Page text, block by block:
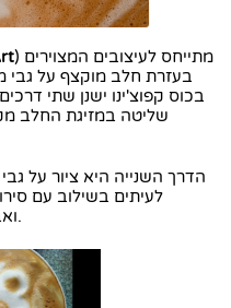
) מתייחס לעיצובים המצוירים
בעזרת חלב מוקצף על גבי
בכוס קפוצ'ינו ישנן שתי
שליטה במזיגת החלב
הדרך השנייה היא ציור על
ואבקות שונות ליצירת אפקטים ציוריים.